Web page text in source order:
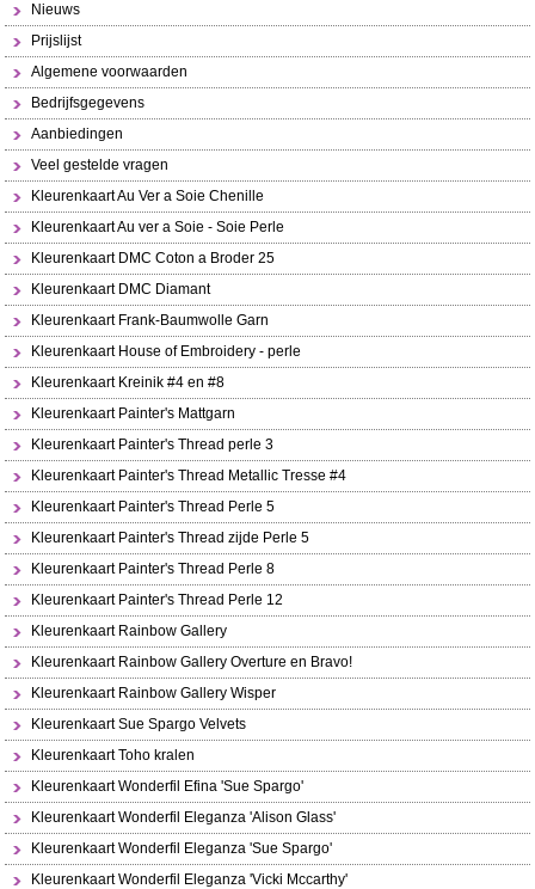
Nieuws
Prijslijst
Algemene voorwaarden
Bedrijfsgegevens
Aanbiedingen
Veel gestelde vragen
Kleurenkaart Au Ver a Soie Chenille
Kleurenkaart Au ver a Soie - Soie Perle
Kleurenkaart DMC Coton a Broder 25
Kleurenkaart DMC Diamant
Kleurenkaart Frank-Baumwolle Garn
Kleurenkaart House of Embroidery - perle
Kleurenkaart Kreinik #4 en #8
Kleurenkaart Painter's Mattgarn
Kleurenkaart Painter's Thread perle 3
Kleurenkaart Painter's Thread Metallic Tresse #4
Kleurenkaart Painter's Thread Perle 5
Kleurenkaart Painter's Thread zijde Perle 5
Kleurenkaart Painter's Thread Perle 8
Kleurenkaart Painter's Thread Perle 12
Kleurenkaart Rainbow Gallery
Kleurenkaart Rainbow Gallery Overture en Bravo!
Kleurenkaart Rainbow Gallery Wisper
Kleurenkaart Sue Spargo Velvets
Kleurenkaart Toho kralen
Kleurenkaart Wonderfil Efina 'Sue Spargo'
Kleurenkaart Wonderfil Eleganza 'Alison Glass'
Kleurenkaart Wonderfil Eleganza 'Sue Spargo'
Kleurenkaart Wonderfil Eleganza 'Vicki Mccarthy'